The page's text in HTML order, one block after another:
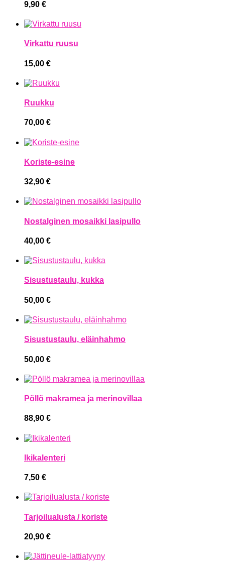
9,90 €
Virkattu ruusu
15,00 €
Ruukku
70,00 €
Koriste-esine
32,90 €
Nostalginen mosaikki lasipullo
40,00 €
Sisustustaulu, kukka
50,00 €
Sisustustaulu, eläinhahmo
50,00 €
Pöllö makramea ja merinovillaa
88,90 €
Ikikalenteri
7,50 €
Tarjoilualusta / koriste
20,90 €